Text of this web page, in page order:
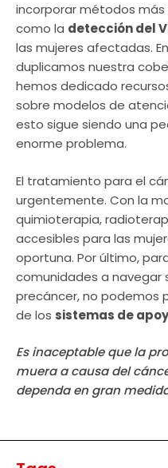
incorporar métodos más
como la detección del
las mujeres afectadas.
duplicamos nuestra
hemos dedicado
sobre modelos de
esto sigue siendo una
enorme problema.
El tratamiento para el
urgentemente. Con la
quimioterapia,
accesibles para las
oportuna. Por último,
comunidades a navegar
precáncer, no podemos
de los sistemas de
Es inaceptable que la
muera a causa del
dependa en gran